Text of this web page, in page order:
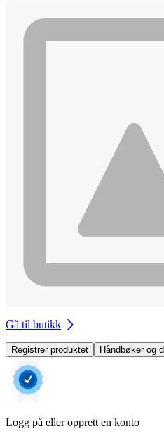
Gå til butikk
Registrer produktet Håndbøker og
Logg på eller opprett en konto